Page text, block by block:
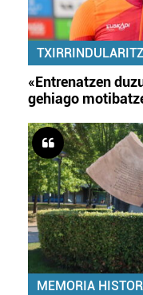
«Entrenatzen
gehiago
MEMORIA